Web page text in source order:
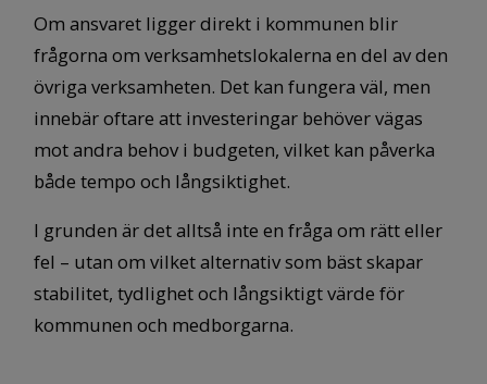
Om ansvaret ligger direkt i kommunen blir
frågorna om verksamhetslokalerna en del av den
övriga verksamheten. Det kan fungera väl, men
innebär oftare att investeringar behöver vägas
mot andra behov i budgeten, vilket kan påverka
både tempo och långsiktighet.
I grunden är det alltså inte en fråga om rätt eller
fel – utan om vilket alternativ som bäst skapar
stabilitet, tydlighet och långsiktigt värde för
kommunen och medborgarna.